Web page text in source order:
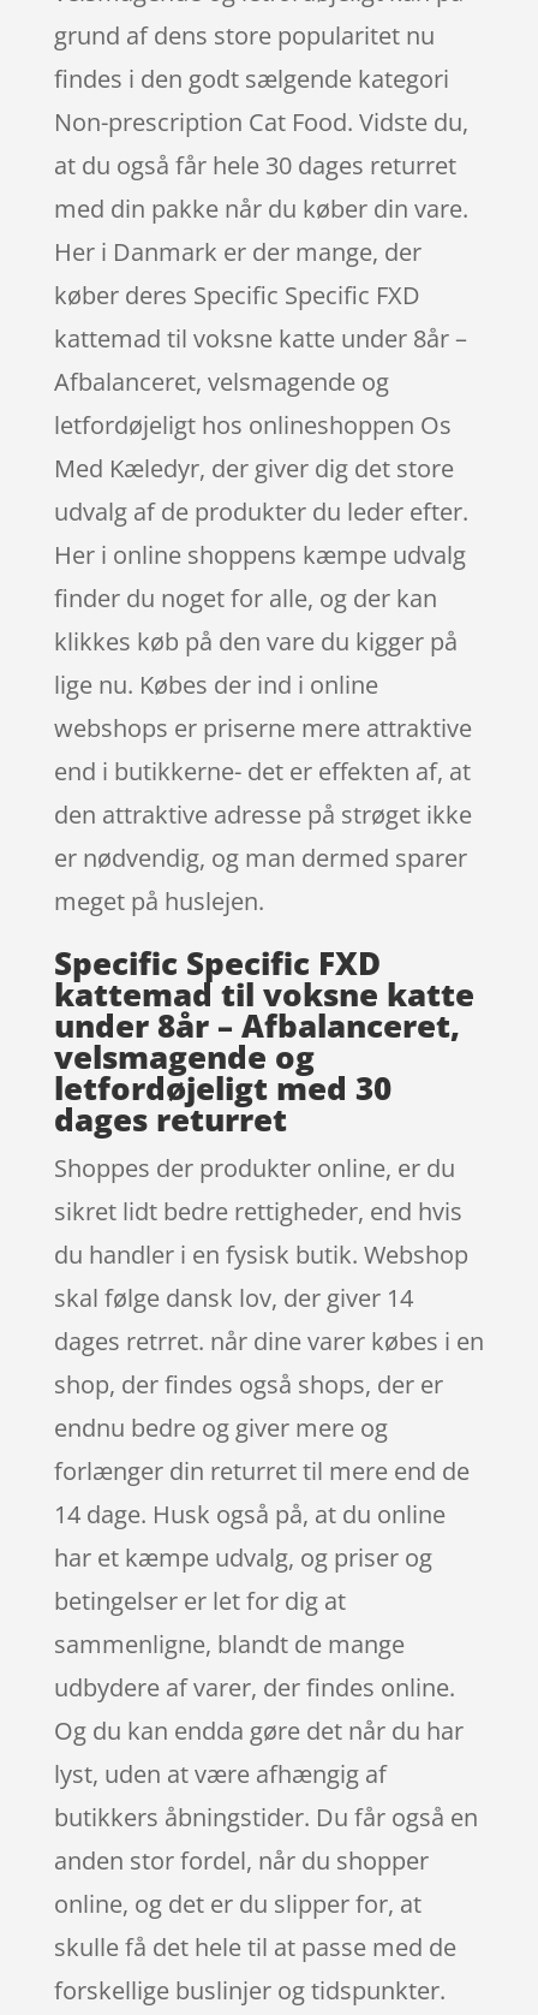
grund af dens store popularitet nu
findes i den godt sælgende kategori
Non-prescription Cat Food. Vidste du,
at du også får hele 30 dages returret
med din pakke når du køber din vare.
Her i Danmark er der mange, der
køber deres Specific Specific FXD
kattemad til voksne katte under 8år –
Afbalanceret, velsmagende og
letfordøjeligt hos onlineshoppen Os
Med Kæledyr, der giver dig det store
udvalg af de produkter du leder efter.
Her i online shoppens kæmpe udvalg
finder du noget for alle, og der kan
klikkes køb på den vare du kigger på
lige nu. Købes der ind i online
webshops er priserne mere attraktive
end i butikkerne- det er effekten af, at
den attraktive adresse på strøget ikke
er nødvendig, og man dermed sparer
meget på huslejen.
Specific Specific FXD
kattemad til voksne katte
under 8år – Afbalanceret,
velsmagende og
letfordøjeligt med 30
dages returret
Shoppes der produkter online, er du
sikret lidt bedre rettigheder, end hvis
du handler i en fysisk butik. Webshop
skal følge dansk lov, der giver 14
dages retrret. når dine varer købes i en
shop, der findes også shops, der er
endnu bedre og giver mere og
forlænger din returret til mere end de
14 dage. Husk også på, at du online
har et kæmpe udvalg, og priser og
betingelser er let for dig at
sammenligne, blandt de mange
udbydere af varer, der findes online.
Og du kan endda gøre det når du har
lyst, uden at være afhængig af
butikkers åbningstider. Du får også en
anden stor fordel, når du shopper
online, og det er du slipper for, at
skulle få det hele til at passe med de
forskellige buslinjer og tidspunkter.